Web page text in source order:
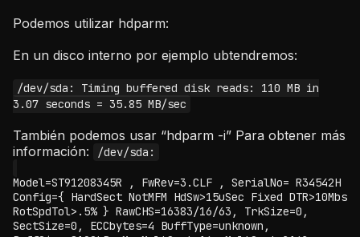
Podemos utilizar hdparm:
En un disco interno por ejemplo ubtendremos:
/dev/sda: Timing buffered disk reads: 110 MB in
3.07 seconds = 35.85 MB/sec
También podemos usar “hdparm -i” Para obtener más
información:
/dev/sda:
Model=ST91208345R , FwRev=3.CLF , SerialNo= R34542H
Config={ HardSect NotMFM HdSw>15uSec Fixed DTR>10Mbs
RotSpdTol>.5% } RawCHS=16383/16/63, TrkSize=0,
SectSize=0, ECCbytes=4 BuffType=unknown,